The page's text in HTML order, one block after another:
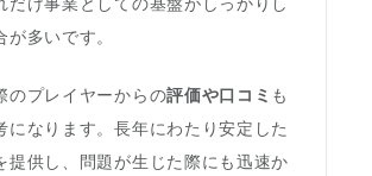
多いです。
のプレイヤーからの評価や口コミ も
になります。長年にわたり安定した
提供し、問題が生じた際にも迅速か